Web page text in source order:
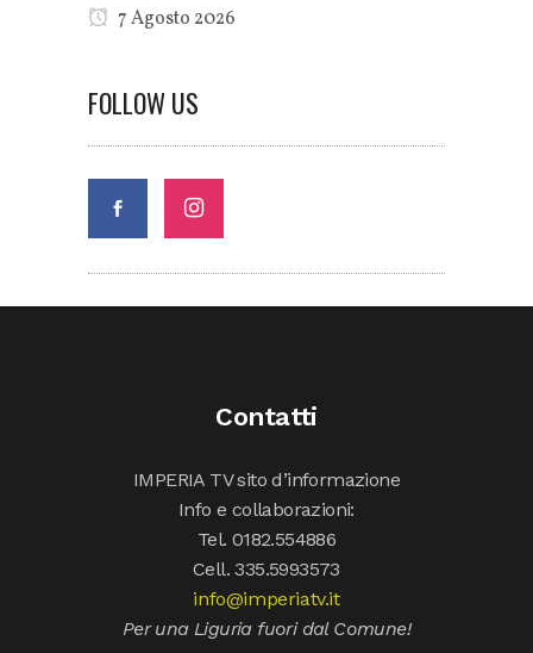
7 Agosto 2026
FOLLOW US
Contatti
IMPERIA TV sito d’informazione
Info e collaborazioni:
Tel. 0182.554886
Cell. 335.5993573
info@imperiatv.it
Per una Liguria fuori dal Comune!